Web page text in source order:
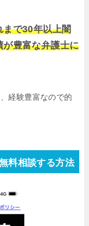
まで30年以上闇
豊富な弁護士に
経験豊富なので的
料相談する方法